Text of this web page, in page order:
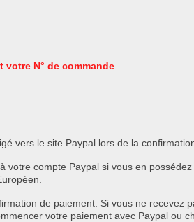
votre N° de commande
vers le site Paypal lors de la
compte Paypal si vous en
de paiement. Si vous ne recevez
votre paiement avec Paypal ou